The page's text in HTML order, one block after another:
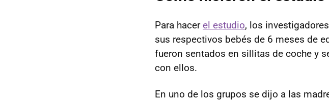
Para hacer el estudio, los
sus respectivos bebés de 6 meses de
fueron sentados en sillitas de coche y
con ellos.
En uno de los grupos se dijo a las